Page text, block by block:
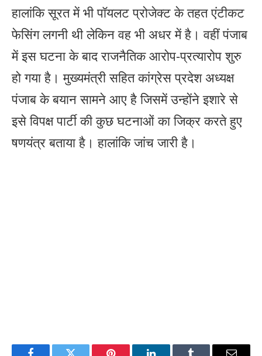
हालांकि सूरत में भी पॉयलट प्रोजेक्ट के तहत एंटीकट
फेसिंग लगनी थी लेकिन वह भी अधर में है। वहीं पंजाब
में इस घटना के बाद राजनैतिक आरोप-प्रत्यारोप शुरु
हो गया है। मुख्यमंत्री सहित कांग्रेस प्रदेश अध्यक्ष
पंजाब के बयान सामने आए है जिसमें उन्होंने इशारे से
इसे विपक्ष पार्टी की कुछ घटनाओं का जिक्र करते हुए
षणयंत्र बताया है। हालांकि जांच जारी है।